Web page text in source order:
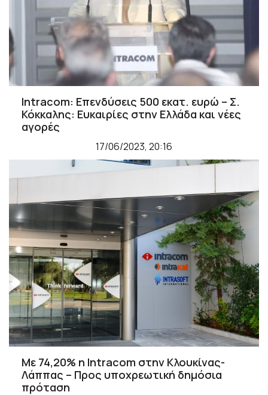
Intracom: Επενδύσεις 500 εκατ. ευρώ – Σ.
Κόκκαλης: Ευκαιρίες στην Ελλάδα και νέες
αγορές
17/06/2023, 20:16
Με 74,20% η Intracom στην Κλουκίνας-
Λάππας – Προς υποχρεωτική δημόσια
πρόταση